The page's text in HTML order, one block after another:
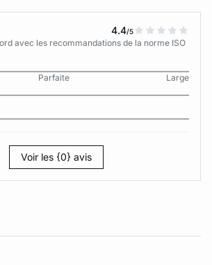
4.4/5
avec les recommandations de la norme ISO
Parfaite
Large
Voir les {0} avis